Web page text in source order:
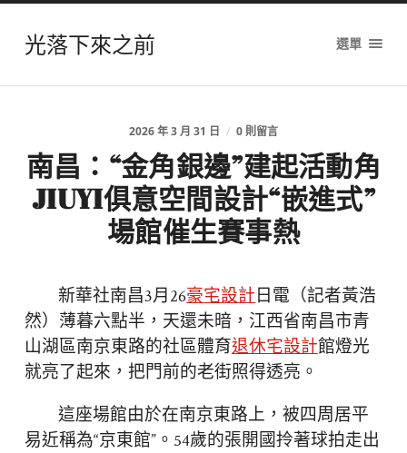
光落下來之前 選單
2026 年 3 月 31 日 / 0 則留言
南昌：“金角銀邊”建起活動角
JIUYI俱意空間設計“嵌進式”
場館催生賽事熱
新華社南昌3月26豪宅設計日電（記者黃浩
然）薄暮六點半，天還未暗，江西省南昌市青
山湖區南京東路的社區體育退休宅設計館燈光
就亮了起來，把門前的老街照得透亮。
這座場館由於在南京東路上，被四周居平
易近稱為“京東館”。54歲的張開國拎著球拍走出